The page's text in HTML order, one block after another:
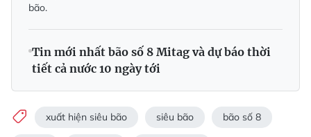
bão.
Tin mới nhất bão số 8 Mitag và dự báo thời
tiết cả nước 10 ngày tới
xuất hiện siêu bão siêu bão bão số 8